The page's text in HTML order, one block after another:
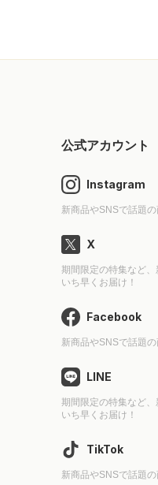
公式アカウント
Instagram
新商品やSNSで話題
X
期間限定の特集など
いち早くお届け！
Facebook
新商品やSNSで話題
LINE
期間限定の特集など
いち早くお届け！
TikTok
新商品やSNSで話題